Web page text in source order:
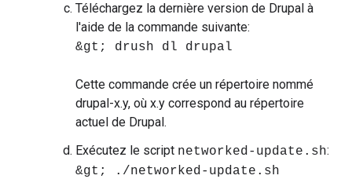
Téléchargez la dernière version de Drupal à
l'aide de la commande suivante:
&gt; drush dl drupal
Cette commande crée un répertoire nommé
drupal-x.y, où x.y correspond au répertoire
actuel de Drupal.
Exécutez le script networked-update.sh:
&gt; ./networked-update.sh